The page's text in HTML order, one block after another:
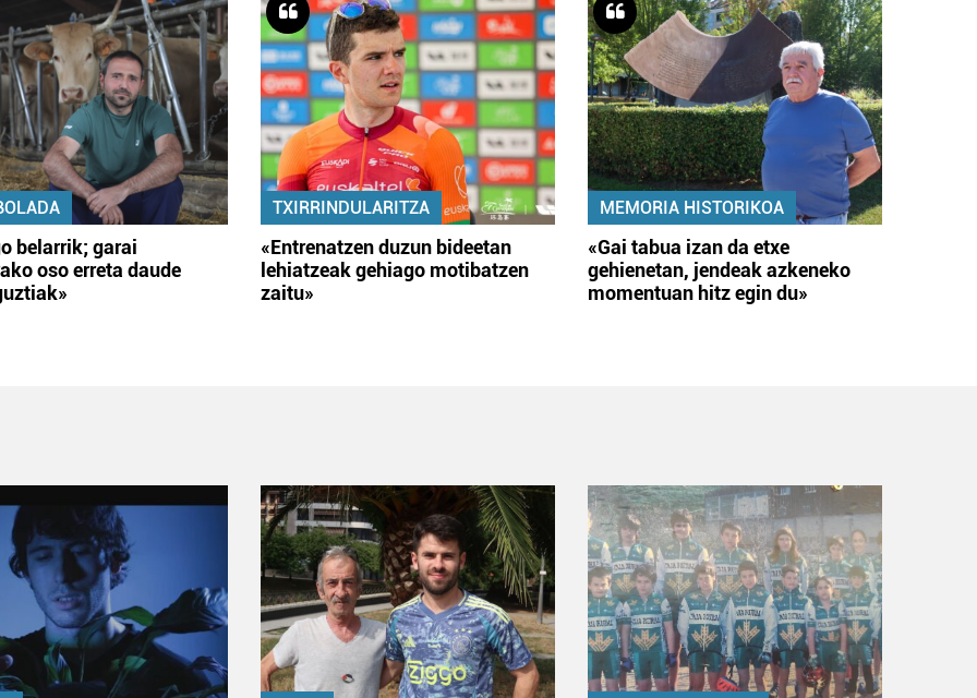
belarrik; garai
oso erreta daude
TXIRRINDULARITZA
«Entrenatzen duzun bideetan
lehiatzeak gehiago motibatzen
zaitu»
MEMORIA HISTORIKOA
«Gai tabua izan da etxe
gehienetan, jendeak azkeneko
momentuan hitz egin du»